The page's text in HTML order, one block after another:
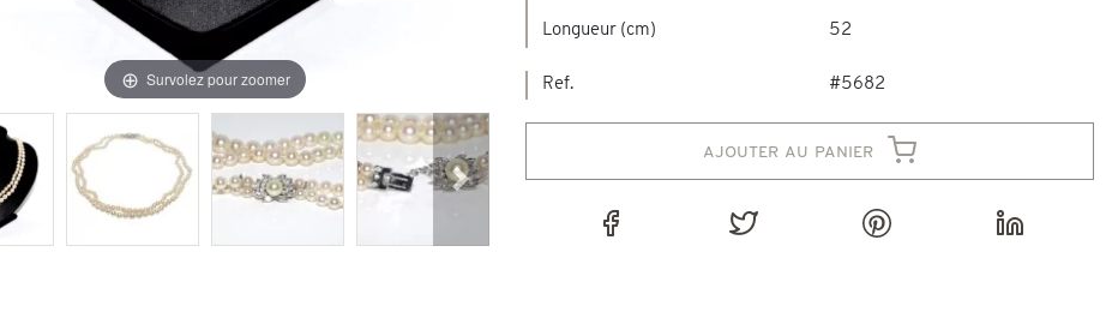
Survolez pour zoomer
Suivant
Longueur (cm) 52
Ref. #5682
ajouter au panier